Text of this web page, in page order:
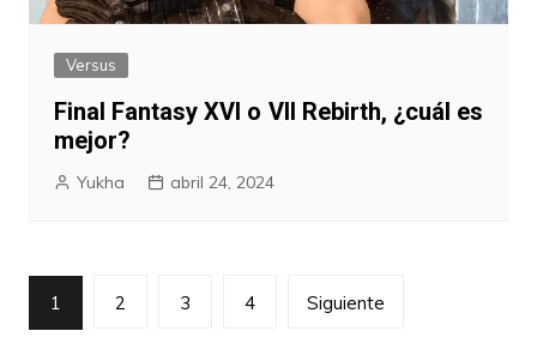
Versus
Final Fantasy XVI o VII Rebirth, ¿cuál es
mejor?
Yukha abril 24, 2024
Paginación
de
1 2 3 4 Siguiente